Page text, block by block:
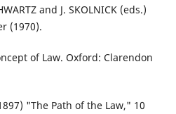
and J. SKOLNICK (eds.)
(1970).
of Law. Oxford: Clarendon
"The Path of the Law," 10